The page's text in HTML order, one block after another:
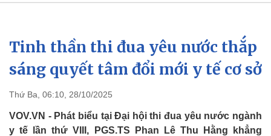
Chính trị
Đảng
Tổ chức nhân sự
Nhận diện sự thật
Xã hội
Tin 24h
Dự báo thời tiết
Việc làm
Biển đảo
Tinh thần thi đua yêu nước thắp
sáng quyết tâm đổi mới y tế cơ sở
Thứ Ba, 06:10, 28/10/2025
VOV.VN - Phát biểu tại Đại hội thi đua yêu nước ngành
y tế lần thứ VIII, PGS.TS Phan Lê Thu Hằng khẳng